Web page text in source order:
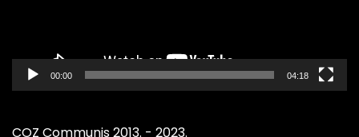
00:00 04:18
COZ Communis 2013. - 2023.